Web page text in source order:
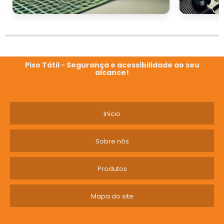
construções!
Piso Tátil - Segurança e acessibilidade ao seu
alcance!
Inicio
Sobre nós
Produtos
Mapa do site